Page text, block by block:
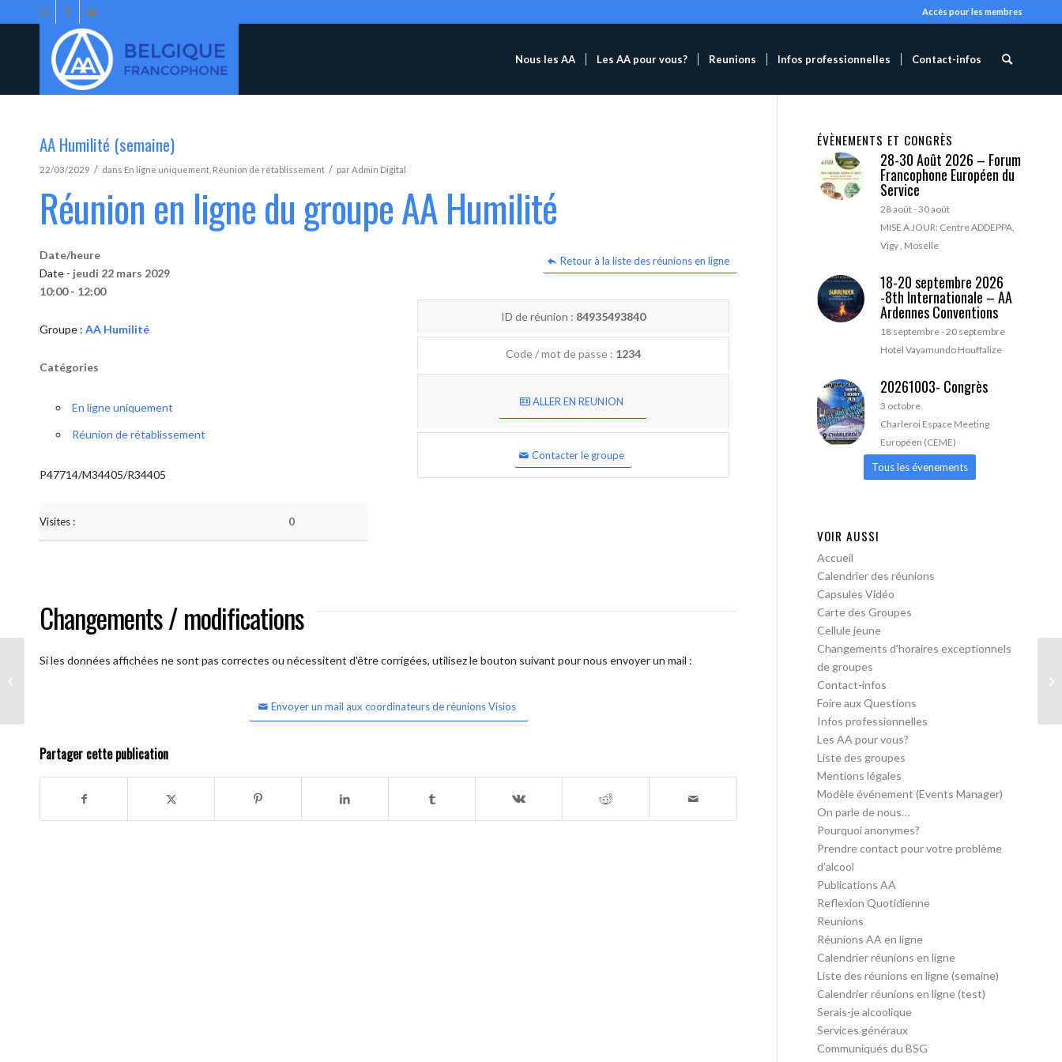
Accès pour les membres
Nous les AA Les AA pour vous? Reunions Infos professionnelles Contact-infos
AA Humilité (semaine)
22/03/2029 / dans En ligne uniquement Réunion de rétablissement / parAdmin Digital
Réunion en ligne du groupe AA Humilité
Retour à la liste des réunions en ligne
Date/heure
Date - jeudi 22 mars 2029
10:00 - 12:00
Groupe : AA Humilité
Catégories
En ligne uniquement
Réunion de rétablissement
P47714/M34405/R34405
Visites : 0
ID de réunion : 84935493840
Code / mot de passe : 1234
ALLER EN REUNION
Contacter le groupe
Changements / modifications
Si les données affichées ne sont pas correctes ou nécessitent d'être corrigées, utilisez le bouton suivant pour nous envoyer un mail :
Envoyer un mail aux coordinateurs de réunions Visios
Partager cette publication
ÉVÈNEMENTS ET CONGRÈS
28-30 Août 2026 – Forum
Francophone Européen du
Service
28 août-30 août
MISE A JOUR: Centre ADDEPPA,
Vigy , Moselle
18-20 septembre 2026
-8th Internationale – AA
Ardennes Conventions
18 septembre-20 septembre
Hotel Vayamundo Houffalize
20261003- Congrès
3 octobre
Charleroi Espace Meeting
Européen (CEME)
Tous les évenements
VOIR AUSSI
Accueil
Calendrier des réunions
Capsules Vidéo
Carte des Groupes
Cellule jeune
Changements d’horaires exceptionnels
de groupes
Contact-infos
Foire aux Questions
Infos professionnelles
Les AA pour vous?
Liste des groupes
Mentions légales
Modèle événement (Events Manager)
On parle de nous…
Pourquoi anonymes?
Prendre contact pour votre problème
d’alcool
Publications AA
Reflexion Quotidienne
Reunions
Réunions AA en ligne
Calendrier réunions en ligne
Liste des réunions en ligne (semaine)
Calendrier réunions en ligne (test)
Serais-je alcoolique
Services généraux
Communiqués du BSG